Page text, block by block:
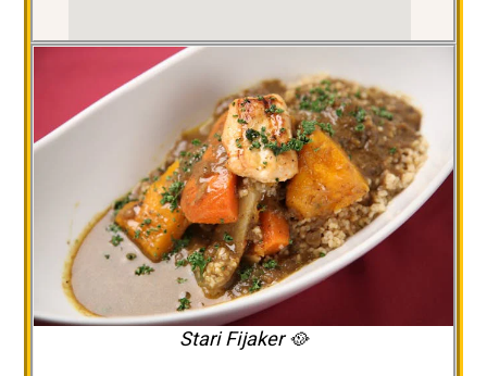
🥘 Stari Fijaker